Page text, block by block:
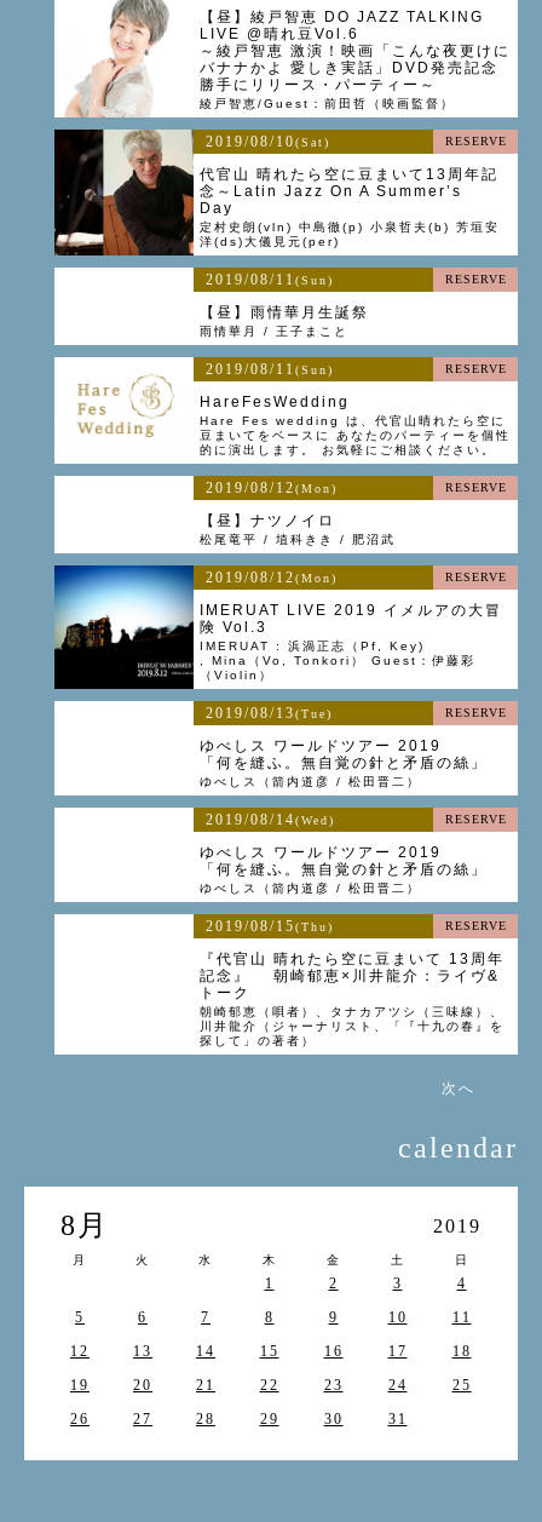
【昼】綾戸智恵 DO JAZZ TALKING
LIVE @晴れ豆Vol.6
～綾戸智恵 激演！映画「こんな夜更けに
バナナかよ 愛しき実話」DVD発売記念
勝手にリリース・パーティー～
綾戸智恵/Guest：前田哲（映画監督）
2019/08/10(Sat) RESERVE
代官山 晴れたら空に豆まいて13周年記
念～Latin Jazz On A Summer’s
Day
定村史朗(vln) 中島徹(p) 小泉哲夫(b) 芳垣安
洋(ds)大儀見元(per)
2019/08/11(Sun) RESERVE
【昼】雨情華月生誕祭
雨情華月 / 王子まこと
2019/08/11(Sun) RESERVE
HareFesWedding
Hare Fes wedding は、代官山晴れたら空に
豆まいてをベースに あなたのパーティーを個性
的に演出します。 お気軽にご相談ください。
2019/08/12(Mon) RESERVE
【昼】ナツノイロ
松尾竜平 / 埴科きき / 肥沼武
2019/08/12(Mon) RESERVE
IMERUAT LIVE 2019 イメルアの大冒
険 Vol.3
IMERUAT : 浜渦正志（Pf, Key)
, Mina（Vo, Tonkori） Guest：伊藤彩
（Violin）
2019/08/13(Tue) RESERVE
ゆべしス ワールドツアー 2019
「何を縫ふ。無自覚の針と矛盾の絲」
ゆべしス（箭内道彦 / 松田晋二）
2019/08/14(Wed) RESERVE
ゆべしス ワールドツアー 2019
「何を縫ふ。無自覚の針と矛盾の絲」
ゆべしス（箭内道彦 / 松田晋二）
2019/08/15(Thu) RESERVE
『代官山 晴れたら空に豆まいて 13周年
記念』 朝崎郁恵×川井龍介：ライヴ&
トーク
朝崎郁恵（唄者）、タナカアツシ（三味線）、
川井龍介（ジャーナリスト、「『十九の春』を
探して」の著者）
次へ
calendar
8月 2019
月 火 水 木 金 土 日
1 2 3
4
5
6 7 8 9 10
11
12
13 14 15 16 17
18
19
20 21 22 23 24
25
26
27 28 29 30 31